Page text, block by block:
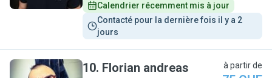
Calendrier récemment mis à jour
Contacté pour la dernière fois il y a 2
jours
10. Florian andreas à partir de